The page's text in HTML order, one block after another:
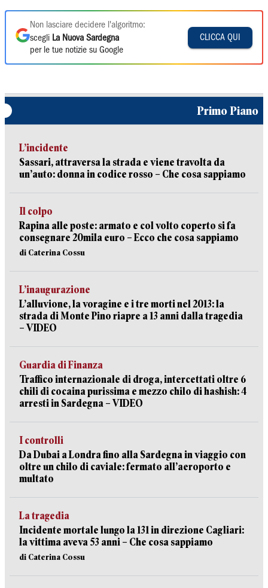
Non lasciare decidere l'algoritmo:
scegli La Nuova Sardegna
per le tue notizie su Google
CLICCA QUI
Primo Piano
L’incidente
Sassari, attraversa la strada e viene travolta da
un’auto: donna in codice rosso – Che cosa sappiamo
Il colpo
Rapina alle poste: armato e col volto coperto si fa
consegnare 20mila euro – Ecco che cosa sappiamo
di Caterina Cossu
L’inaugurazione
L’alluvione, la voragine e i tre morti nel 2013: la
strada di Monte Pino riapre a 13 anni dalla tragedia
– VIDEO
Guardia di Finanza
Traffico internazionale di droga, intercettati oltre 6
chili di cocaina purissima e mezzo chilo di hashish: 4
arresti in Sardegna – VIDEO
I controlli
Da Dubai a Londra fino alla Sardegna in viaggio con
oltre un chilo di caviale: fermato all’aeroporto e
multato
La tragedia
Incidente mortale lungo la 131 in direzione Cagliari:
la vittima aveva 53 anni – Che cosa sappiamo
di Caterina Cossu